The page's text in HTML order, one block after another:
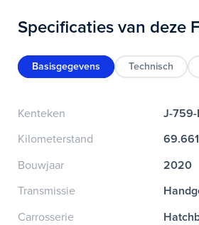
Specificaties van deze
Basisgegevens Technisch
Kenteken
J-759-
Kilometerstand
Bouwjaar
2020
Transmissie
Carrosserie